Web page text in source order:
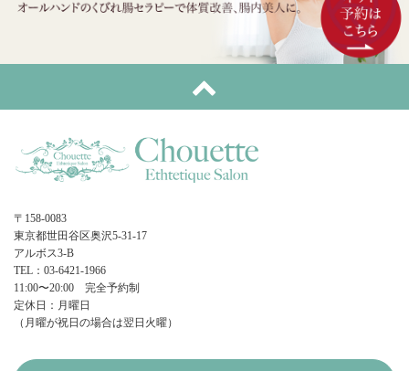
〒158-0083
東京都世田谷区奥沢5-31-17
アルボス3-B
TEL：03-6421-1966
11:00〜20:00 完全予約制
定休日：月曜日
（月曜が祝日の場合は翌日火曜）